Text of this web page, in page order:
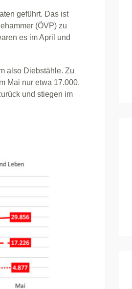
geführt. Das ist
(ÖVP) zu
es im April und
also Diebstähle. Zu
Mai nur etwa 17.000.
und stiegen im